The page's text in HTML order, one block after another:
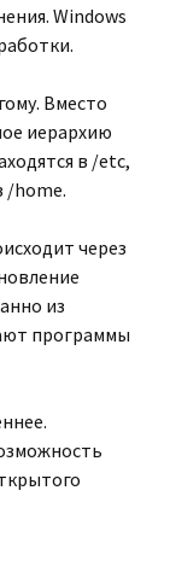
Windows
Вместо
иерархию
в /etc,
/home.
через
из
программы